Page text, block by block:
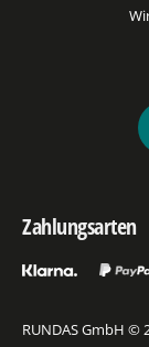
Zahlungsarten
RUNDAS GmbH ©